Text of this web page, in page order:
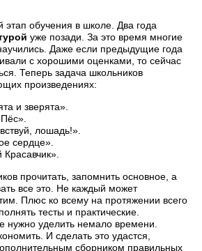
этап обучения в школе. Два года
уже позади. За это время многие
Даже если предыдущие года
с хорошими оценками, то сейчас
Теперь задача школьников
произведениях:
и зверята».
лошадь!».
сердце».
прочитать, запомнить основное, а
все это. Не каждый может
Плюс ко всему на протяжении всего
тесты и практические.
нужно уделить немало времени.
И сделать это удастся,
сборником правильных